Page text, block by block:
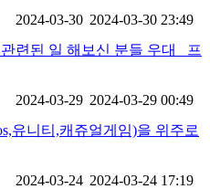
2024-03-30 2024-03-30 23:49
련된 일 해보신 분들 우대 프
2024-03-29 2024-03-29 00:49
유니티,캐쥬얼게임)을 위주로
2024-03-24 2024-03-24 17:19